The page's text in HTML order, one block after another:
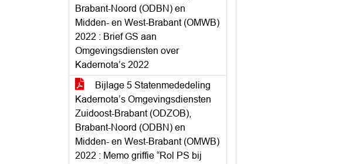
Brabant-Noord (ODBN) en
Midden- en West-Brabant (OMWB)
2022 : Brief GS aan
Omgevingsdiensten over
Kadernota’s 2022
Bijlage 5 Statenmededeling
Kadernota’s Omgevingsdiensten
Zuidoost-Brabant (ODZOB),
Brabant-Noord (ODBN) en
Midden- en West-Brabant (OMWB)
2022 : Memo griffie “Rol PS bij